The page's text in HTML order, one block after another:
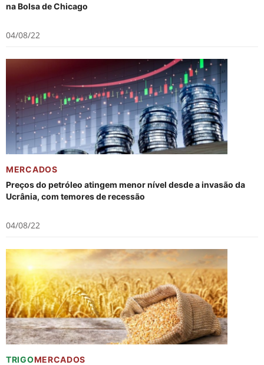
na Bolsa de Chicago
04/08/22
MERCADOS
Preços do petróleo atingem menor nível desde a invasão da
Ucrânia, com temores de recessão
04/08/22
TRIGOMERCADOS